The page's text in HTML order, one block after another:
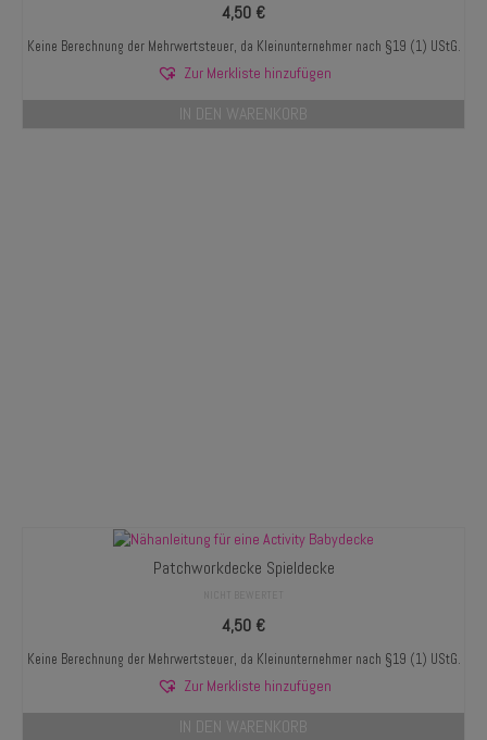
4,50 €
Keine Berechnung der Mehrwertsteuer, da Kleinunternehmer nach §19 (1) UStG.
Zur Merkliste hinzufügen
IN DEN WARENKORB
Patchworkdecke Spieldecke
4,50 €
Keine Berechnung der Mehrwertsteuer, da Kleinunternehmer nach §19 (1) UStG.
Zur Merkliste hinzufügen
IN DEN WARENKORB